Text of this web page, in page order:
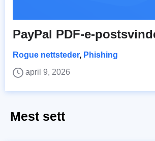
PayPal PDF-e-
Rogue nettsteder, Phishing
april 9, 2026
Mest sett